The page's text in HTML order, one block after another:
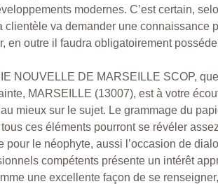
modernes. C’est certain,
clientèle va demander une connaissance
en outre il faudra obligatoirement
NOUVELLE DE MARSEILLE SCOP,
MARSEILLE (13007), est à votre
mieux sur le sujet. Le grammage du
ces éléments pourront se révéler
pour le néophyte, aussi l’occasion de
compétents présente un intérêt
une excellente façon de se